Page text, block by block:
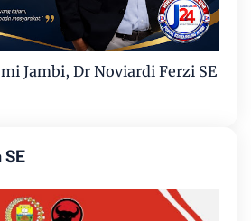
Jambi, Dr Noviardi Ferzi SE
SE